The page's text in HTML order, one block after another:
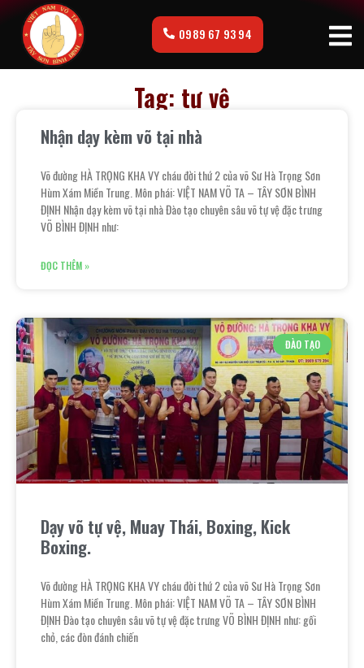
0989 67 93 94
Tag: tự vệ
Nhận dạy kèm võ tại nhà
Võ đường HÀ TRỌNG KHA VY cháu đời thứ 2 của võ Sư Hà Trọng Sơn
Hùm Xám Miền Trung. Môn phái: VIỆT NAM VÕ TA – TÂY SƠN BÌNH
ĐỊNH Nhận dạy kèm võ tại nhà Đào tạo chuyên sâu võ tự vệ đặc trưng
VÕ BÌNH ĐỊNH như:
ĐỌC THÊM »
ĐÀO TẠO
Dạy võ tự vệ, Muay Thái, Boxing, Kick
Boxing.
Võ đường HÀ TRỌNG KHA VY cháu đời thứ 2 của võ Sư Hà Trọng Sơn
Hùm Xám Miền Trung. Môn phái: VIỆT NAM VÕ TA – TÂY SƠN BÌNH
ĐỊNH Đào tạo chuyên sâu võ tự vệ đặc trưng VÕ BÌNH ĐỊNH như: gối
chỏ, các đòn đánh chiến